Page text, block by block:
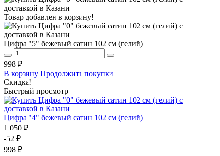
Товар добавлен в корзину!
Цифра "5" бежевый сатин 102 см (гелий)
998 ₽
В корзину Продолжить покупки
Скидка!
Быстрый просмотр
Цифра "4" бежевый сатин 102 см (гелий)
1 050 ₽
-52 ₽
998 ₽